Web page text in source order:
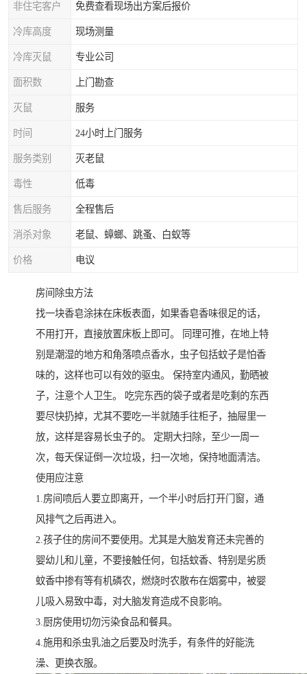
非住宅客户 免费查看现场出方案后报价
冷库高度 现场测量
冷库灭鼠 专业公司
面积数 上门勘查
灭鼠 服务
时间 24小时上门服务
服务类别 灭老鼠
毒性 低毒
售后服务 全程售后
消杀对象 老鼠、蟑螂、跳蚤、白蚁等
价格 电议
房间除虫方法
找一块香皂涂抹在床板表面，如果香皂香味很足的话，
不用打开，直接放置床板上即可。 同理可推，在地上特
别是潮湿的地方和角落喷点香水，虫子包括蚊子是怕香
味的，这样也可以有效的驱虫。 保持室内通风，勤晒被
子，注意个人卫生。 吃完东西的袋子或者是吃剩的东西
要尽快扔掉，尤其不要吃一半就随手往柜子，抽屉里一
放，这样是容易长虫子的。 定期大扫除，至少一周一
次，每天保证倒一次垃圾，扫一次地，保持地面清洁。
使用应注意
1.房间喷后人要立即离开，一个半小时后打开门窗，通
风排气之后再进入。
2.孩子住的房间不要使用。尤其是大脑发育还未完善的
婴幼儿和儿童，不要接触任何，包括蚊香、特别是劣质
蚊香中掺有等有机磷农，燃烧时农散布在烟雾中，被婴
儿吸入易致中毒，对大脑发育造成不良影响。
3.厨房使用切勿污染食品和餐具。
4.施用和杀虫乳油之后要及时洗手，有条件的好能洗
澡、更换衣服。